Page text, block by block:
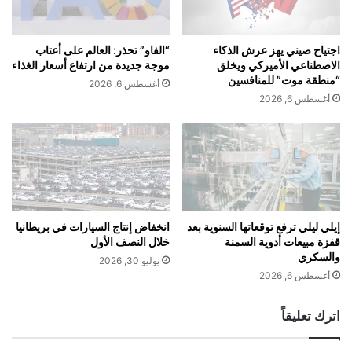
م
ل
ي
ا
د
ي
ر
ي
ر
ب
ح
ف
ي
ج
ة
و
ل
ك
و
ر
ي
ن
ا
ل
ج
ن
و
ب
ي
ي
ب
ت
د
اجتياح صيني يهز عرش الذكاء
الاصطناعي الأميركي ويخلق
“منطقة موت” للمنافسين
أغسطس 6, 2026
“الفاو” تحذر: العالم على أعتاب
موجة جديدة من ارتفاع أسعار الغذاء
أغسطس 6, 2026
إيلي ليلي ترفع توقعاتها السنوية بعد
قفزة مبيعات أدوية السمنة
والسكري
أغسطس 6, 2026
انخفاض إنتاج السيارات في بريطانيا
خلال النصف الأول
يوليو 30, 2026
اترك تعليقاً